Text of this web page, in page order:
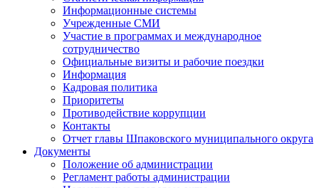
Информационные системы
Учрежденные СМИ
Участие в программах и международное
сотрудничество
Официальные визиты и рабочие поездки
Информация
Кадровая политика
Приоритеты
Противодействие коррупции
Контакты
Отчет главы Шпаковского муниципального округа
Документы
Положение об администрации
Регламент работы администрации